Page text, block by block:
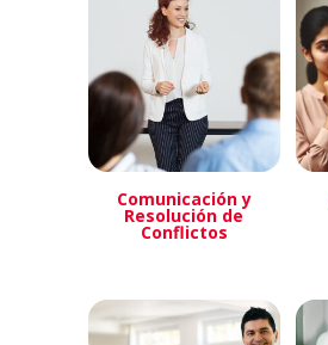
Comunicación y
Resolución de
Conflictos